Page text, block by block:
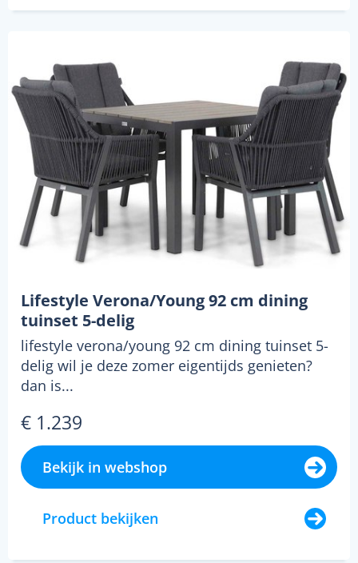
Lifestyle Verona/Young 92 cm dining
tuinset 5-delig
lifestyle verona/young 92 cm dining tuinset 5-
delig wil je deze zomer eigentijds genieten?
dan is...
€ 1.239
Bekijk in webshop
Product bekijken